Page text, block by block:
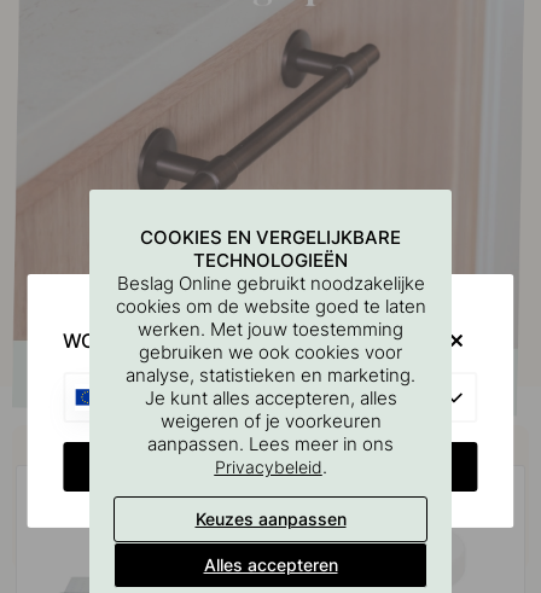
Koop samen met
COOKIES EN VERGELIJKBARE
TECHNOLOGIEËN
Beslag Online gebruikt noodzakelijke
cookies om de website goed te laten
werken. Met jouw toestemming
gebruiken we ook cookies voor
analyse, statistieken en marketing.
Je kunt alles accepteren, alles
weigeren of je voorkeuren
aanpassen. Lees meer in ons
Privacybeleid.
Keuzes aanpassen
Alles accepteren
WOULD YOU RATHER VISIT?
CHANGE COUNTRY